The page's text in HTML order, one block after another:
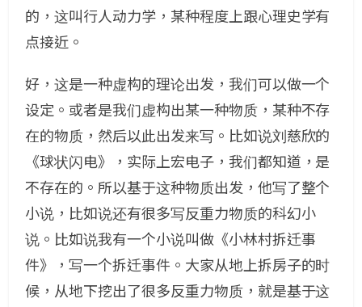
的，这叫行人动力学，某种程度上跟心理史学有
点接近。
好，这是一种虚构的理论出发，我们可以做一个
设定。或者是我们虚构出某一种物质，某种不存
在的物质，然后以此出发来写。比如说刘慈欣的
《球状闪电》，实际上宏电子，我们都知道，是
不存在的。所以基于这种物质出发，他写了整个
小说，比如说还有很多写反重力物质的科幻小
说。比如说我有一个小说叫做《小林村拆迁事
件》，写一个拆迁事件。大家从地上拆房子的时
候，从地下挖出了很多反重力物质，就是基于这